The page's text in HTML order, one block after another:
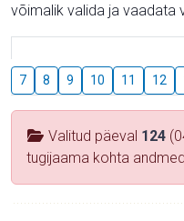
võimalik valida ja vaadata
7 8 9 10 11 12
Valitud päeval 124
tugijaama kohta